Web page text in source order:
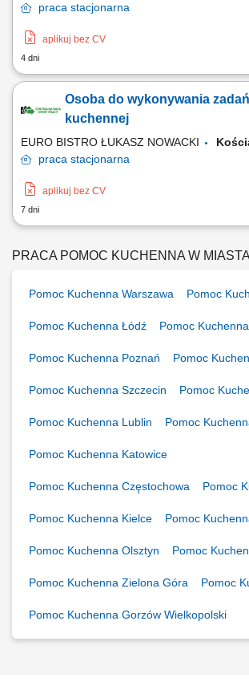
praca stacjonarna
aplikuj bez CV
4 dni
Osoba do wykonywania
kuchennej
EURO BISTRO ŁUKASZ NOWACKI
praca stacjonarna
aplikuj bez CV
7 dni
PRACA POMOC KUCHENNA W
Pomoc Kuchenna Warszawa Pomoc
Pomoc Kuchenna Łódź Pomoc
Pomoc Kuchenna Poznań Pomoc
Pomoc Kuchenna Szczecin Pomoc
Pomoc Kuchenna Lublin Pomoc
Pomoc Kuchenna Katowice
Pomoc Kuchenna Częstochowa Pomoc
Pomoc Kuchenna Kielce Pomoc
Pomoc Kuchenna Olsztyn Pomoc
Pomoc Kuchenna Zielona Góra Pomoc
Pomoc Kuchenna Gorzów Wielkopolski